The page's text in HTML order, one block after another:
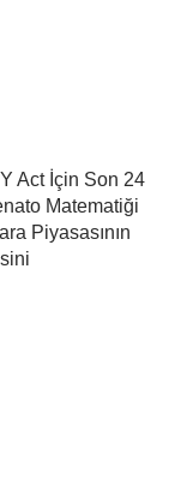
Act İçin Son 24
Matematiği
Piyasasının